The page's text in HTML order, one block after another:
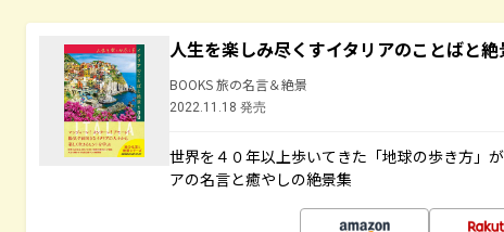
人生を楽しみ尽くすイタリアのことばと絶
BOOKS 旅の名言＆絶景
2022.11.18 発売
世界を４０年以上歩いてきた「地球の歩き方」
アの名言と癒やしの絶景集